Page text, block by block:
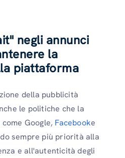
negli annunci
la
piattaforma
della pubblicità
le politiche che la
Google, Facebooke
sempre più priorità alla
e all'autenticità degli